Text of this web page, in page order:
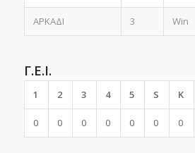
ΑΡΚΑΔΙ 3 Win
Γ.Ε.Ι.
1 2 3 4 5 S K
0 0 0 0 0 0 0